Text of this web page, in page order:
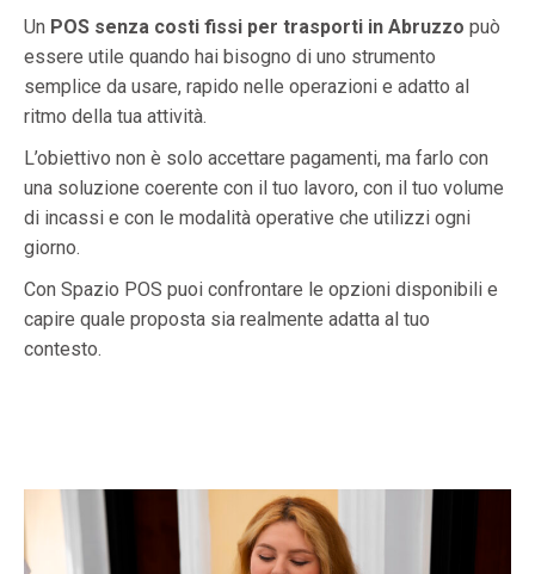
Un POS senza costi fissi per trasporti in Abruzzo può
essere utile quando hai bisogno di uno strumento
semplice da usare, rapido nelle operazioni e adatto al
ritmo della tua attività.
L’obiettivo non è solo accettare pagamenti, ma farlo con
una soluzione coerente con il tuo lavoro, con il tuo volume
di incassi e con le modalità operative che utilizzi ogni
giorno.
Con Spazio POS puoi confrontare le opzioni disponibili e
capire quale proposta sia realmente adatta al tuo
contesto.